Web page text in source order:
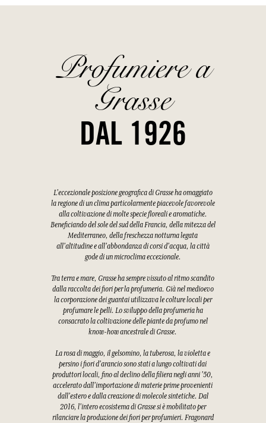
Profumiere a
Grasse
DAL 1926
L'eccezionale posizione geografica di Grasse ha omaggiato
la regione di un clima particolarmente piacevole favorevole
alla coltivazione di molte specie floreali e aromatiche.
Beneficiando del sole del sud della Francia, della mitezza del
Mediterraneo, della freschezza notturna legata
all'altitudine e all'abbondanza di corsi d'acqua, la città
gode di un microclima eccezionale.
Tra terra e mare, Grasse ha sempre vissuto al ritmo scandito
dalla raccolta dei fiori per la profumeria. Già nel medioevo
la corporazione dei guantai utilizzava le colture locali per
profumare le pelli. Lo sviluppo della profumeria ha
consacrato la coltivazione delle piante da profumo nel
know-how ancestrale di Grasse.
La rosa di maggio, il gelsomino, la tuberosa, la violetta e
persino i fiori d'arancio sono stati a lungo coltivati dai
produttori locali, fino al declino della filiera negli anni '50,
accelerato dall'importazione di materie prime provenienti
dall'estero e dalla creazione di molecole sintetiche. Dal
2016, l'intero ecosistema di Grasse si è mobilitato per
rilanciare la produzione dei fiori per profumieri. Fragonard